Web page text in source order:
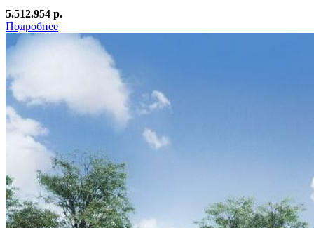
5.512.954 р.
Подробнее